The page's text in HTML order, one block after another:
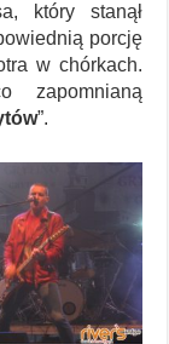
który stanął
porcję
w chórkach.
zapomnianą
”.